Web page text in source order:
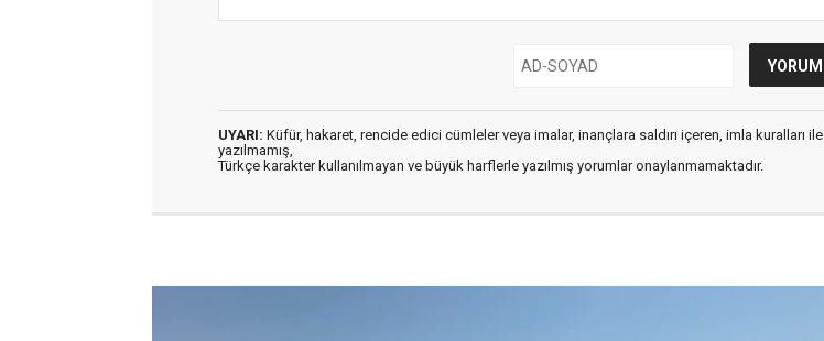
UYARI: Küfür, hakaret, rencide edici cümleler veya imalar, inançlara saldırı içeren, imla kuralları ile
yazılmamış,
Türkçe karakter kullanılmayan ve büyük harflerle yazılmış yorumlar onaylanmamaktadır.